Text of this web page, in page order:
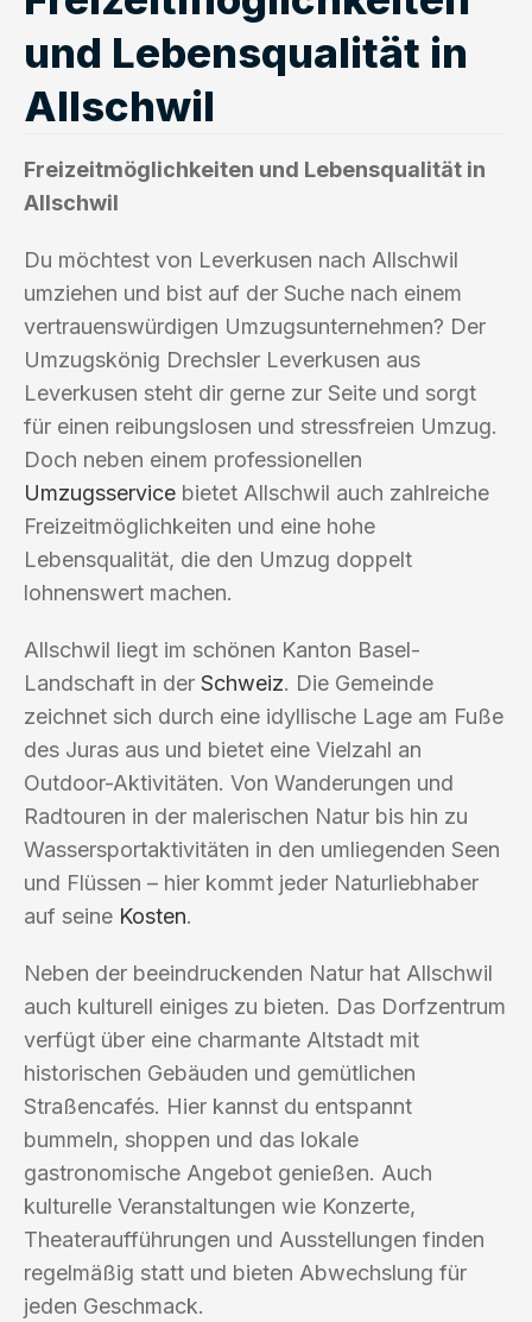
und Lebensqualität in
Allschwil
Freizeitmöglichkeiten und Lebensqualität in
Allschwil
Du möchtest von Leverkusen nach Allschwil
umziehen und bist auf der Suche nach einem
vertrauenswürdigen Umzugsunternehmen? Der
Umzugskönig Drechsler Leverkusen aus
Leverkusen steht dir gerne zur Seite und sorgt
für einen reibungslosen und stressfreien Umzug.
Doch neben einem professionellen
Umzugsservice bietet Allschwil auch zahlreiche
Freizeitmöglichkeiten und eine hohe
Lebensqualität, die den Umzug doppelt
lohnenswert machen.
Allschwil liegt im schönen Kanton Basel-
Landschaft in der Schweiz. Die Gemeinde
zeichnet sich durch eine idyllische Lage am Fuße
des Juras aus und bietet eine Vielzahl an
Outdoor-Aktivitäten. Von Wanderungen und
Radtouren in der malerischen Natur bis hin zu
Wassersportaktivitäten in den umliegenden Seen
und Flüssen – hier kommt jeder Naturliebhaber
auf seine Kosten.
Neben der beeindruckenden Natur hat Allschwil
auch kulturell einiges zu bieten. Das Dorfzentrum
verfügt über eine charmante Altstadt mit
historischen Gebäuden und gemütlichen
Straßencafés. Hier kannst du entspannt
bummeln, shoppen und das lokale
gastronomische Angebot genießen. Auch
kulturelle Veranstaltungen wie Konzerte,
Theateraufführungen und Ausstellungen finden
regelmäßig statt und bieten Abwechslung für
jeden Geschmack.